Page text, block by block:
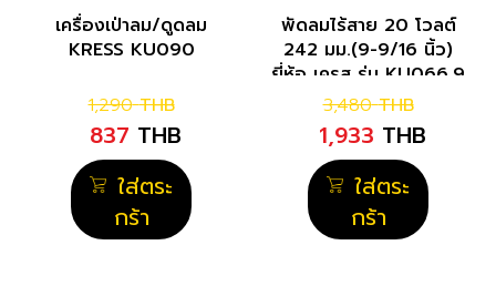
เครื่องเป่าลม/ดูดลม
KRESS KU090
1,290 THB
837 THB
ใส่ตระ
กร้า
พัดลมไร้สาย 20 โวลต์
242 มม.(9-9/16 นิ้ว)
ยี่ห้อ เครส รุ่น KU066.9
3,480 THB
1,933 THB
ใส่ตระ
กร้า